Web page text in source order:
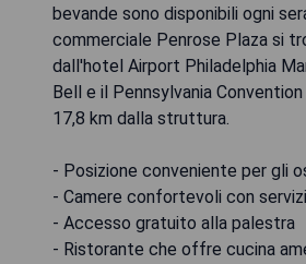
bevande sono disponibili ogni
commerciale Penrose Plaza si
dall'hotel Airport Philadelphia
Bell e il Pennsylvania
17,8 km dalla struttura.
- Posizione conveniente per gli
- Camere confortevoli con
- Accesso gratuito alla palestra
- Ristorante che offre cucina